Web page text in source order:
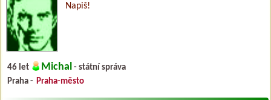
Napiš!
46 let Michal - státní správa
Praha - Praha-město